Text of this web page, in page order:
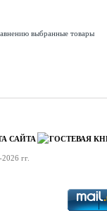
выбранные товары
САЙТА ГОСТЕВАЯ
гг.